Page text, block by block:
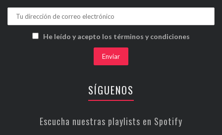
He leído y acepto los términos y condiciones
SÍGUENOS
Escucha nuestras playlists en Spotify